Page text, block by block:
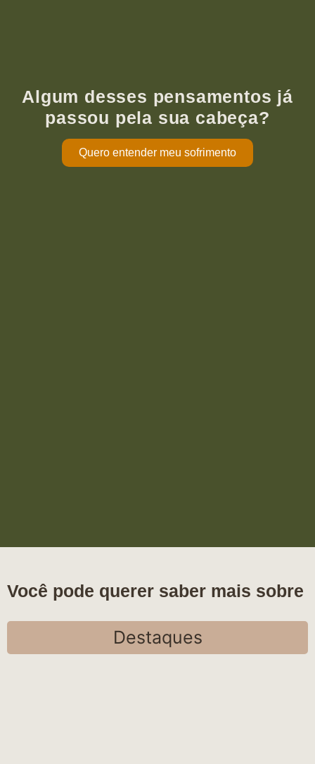
Algum desses pensamentos já
passou pela sua cabeça?
Quero entender meu sofrimento
Você pode querer saber mais sobre
Destaques